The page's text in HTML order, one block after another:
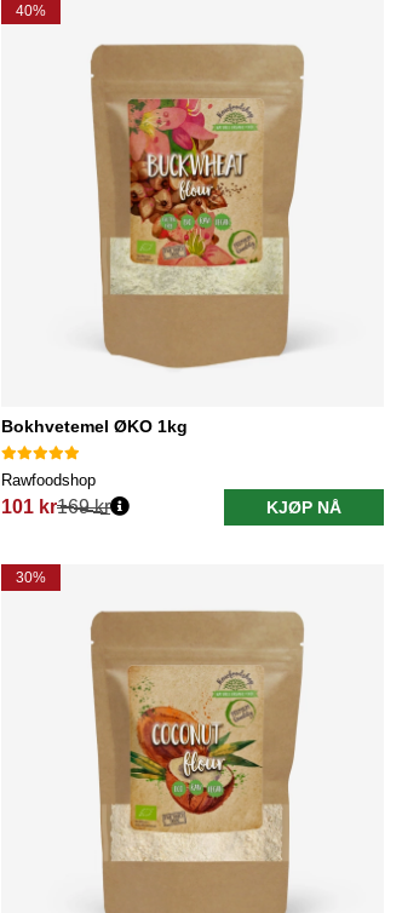
40%
Bokhvetemel ØKO 1kg
Rawfoodshop
101 kr
Vanlig pris:
169 kr KJØP NÅ
30%